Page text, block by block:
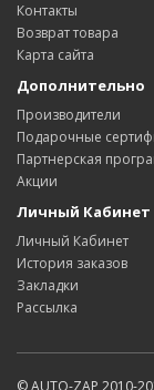
Контакты
Возврат товара
Карта сайта
Дополнительно
Производители
Подарочные
Партнерская
Акции
Личный Кабинет
Личный Кабинет
История заказов
Закладки
Рассылка
© AUTO-ZAP 2010-